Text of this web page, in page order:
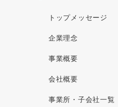
トップメッセージ
企業理念
事業概要
会社概要
事業所・子会社一覧